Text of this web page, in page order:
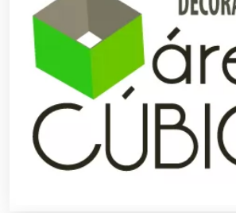
Artículos Publicitarios
Aseguradoras
Asesores Técnicos